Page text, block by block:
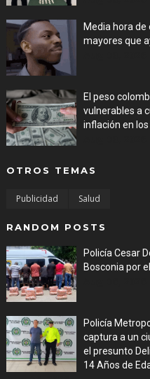
Media hora
mayores que
El peso
vulnerables a
inflación en
OTROS TEMAS
Publicidad Salud
RANDOM POSTS
Policía Cesar
Bosconia por
Policía
captura a un
el presunto
14 Años de